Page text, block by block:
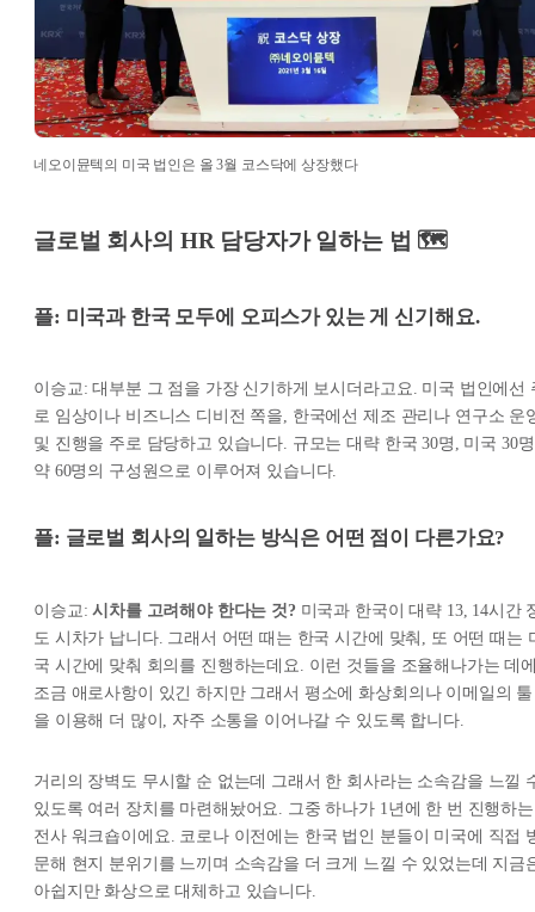
네오이뮨텍의 미국 법인은 올 3월 코스닥에 상장했다
글로벌 회사의 HR 담당자가 일하는 법 🗺
플: 미국과 한국 모두에 오피스가 있는 게 신기해요.
이승교: 대부분 그 점을 가장 신기하게 보시더라고요. 미국 법인에선
로 임상이나 비즈니스 디비전 쪽을, 한국에선 제조 관리나 연구소 운
및 진행을 주로 담당하고 있습니다. 규모는 대략 한국 30명, 미국 30명
약 60명의 구성원으로 이루어져 있습니다.
플: 글로벌 회사의 일하는 방식은 어떤 점이 다른가요?
이승교:시차를 고려해야 한다는 것? 미국과 한국이 대략 13, 14시간
도 시차가 납니다. 그래서 어떤 때는 한국 시간에 맞춰, 또 어떤 때는
국 시간에 맞춰 회의를 진행하는데요. 이런 것들을 조율해나가는 데
조금 애로사항이 있긴 하지만 그래서 평소에 화상회의나 이메일의 툴
을 이용해 더 많이, 자주 소통을 이어나갈 수 있도록 합니다.
거리의 장벽도 무시할 순 없는데 그래서 한 회사라는 소속감을 느낄
있도록 여러 장치를 마련해놨어요. 그중 하나가 1년에 한 번 진행하는
전사 워크숍이에요. 코로나 이전에는 한국 법인 분들이 미국에 직접
문해 현지 분위기를 느끼며 소속감을 더 크게 느낄 수 있었는데 지금
아쉽지만 화상으로 대체하고 있습니다.